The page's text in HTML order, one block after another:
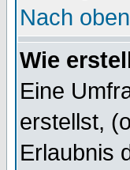
Nach oben
Wie
Eine
erstellst,
Erlaubnis